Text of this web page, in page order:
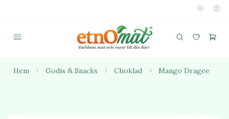
Hem Godis & Snacks Choklad Mango Dragee